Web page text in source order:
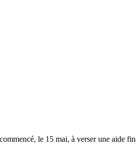
le 15 mai, à verser une aide